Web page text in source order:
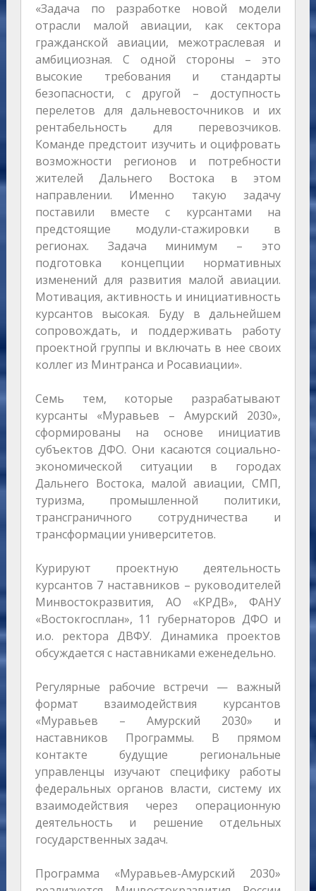
«Задача по разработке новой модели
отрасли малой авиации, как сектора
гражданской авиации, межотраслевая и
амбициозная. С одной стороны – это
высокие требования и стандарты
безопасности, с другой – доступность
перелетов для дальневосточников и их
рентабельность для перевозчиков.
Команде предстоит изучить и оцифровать
возможности регионов и потребности
жителей Дальнего Востока в этом
направлении. Именно такую задачу
поставили вместе с курсантами на
предстоящие модули-стажировки в
регионах. Задача минимум – это
подготовка концепции нормативных
изменений для развития малой авиации.
Мотивация, активность и инициативность
курсантов высокая. Буду в дальнейшем
сопровождать, и поддерживать работу
проектной группы и включать в нее своих
коллег из Минтранса и Росавиации».
Семь тем, которые разрабатывают
курсанты «Муравьев – Амурский 2030»,
сформированы на основе инициатив
субъектов ДФО. Они касаются социально-
экономической ситуации в городах
Дальнего Востока, малой авиации, СМП,
туризма, промышленной политики,
трансграничного сотрудничества и
трансформации университетов.
Курируют проектную деятельность
курсантов 7 наставников – руководителей
Минвостокразвития, АО «КРДВ», ФАНУ
«Востокгосплан», 11 губернаторов ДФО и
и.о. ректора ДВФУ. Динамика проектов
обсуждается с наставниками еженедельно.
Регулярные рабочие встречи — важный
формат взаимодействия курсантов
«Муравьев – Амурский 2030» и
наставников Программы. В прямом
контакте будущие региональные
управленцы изучают специфику работы
федеральных органов власти, систему их
взаимодействия через операционную
деятельность и решение отдельных
государственных задач.
Программа «Муравьев-Амурский 2030»